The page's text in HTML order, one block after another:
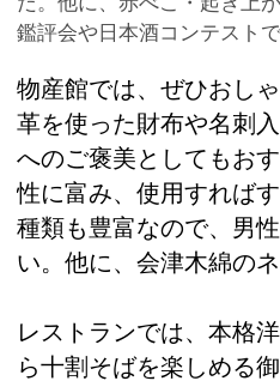
鑑評会や日本酒コンテスト
物産館では、ぜひおし
革を使った財布や名刺
へのご褒美としてもお
性に富み、使用すれば
種類も豊富なので、男
い。他に、会津木綿の
レストランでは、本格
ら十割そばを楽しめる